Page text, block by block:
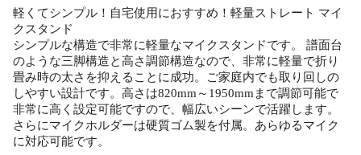
軽くてシンプル！自宅使用におすすめ！軽量ストレート マイ
クスタンド
シンプルな構造で非常に軽量なマイクスタンドです。 譜面台
のような三脚構造と高さ調節構造なので、非常に軽量で折り
畳み時の太さを抑えることに成功。ご家庭内でも取り回しの
しやすい設計です。高さは820mm～1950mmまで調節可能で
非常に高く設定可能ですので、幅広いシーンで活躍します。
さらにマイクホルダーは硬質ゴム製を付属。あらゆるマイク
に対応可能です。